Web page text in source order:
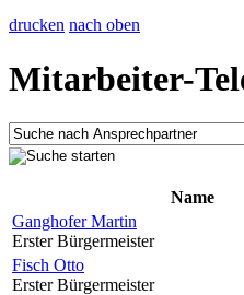
drucken nach oben
Mitarbeiter-
Name
Ganghofer Martin
Erster Bürgermeister
Fisch Otto
Erster Bürgermeister